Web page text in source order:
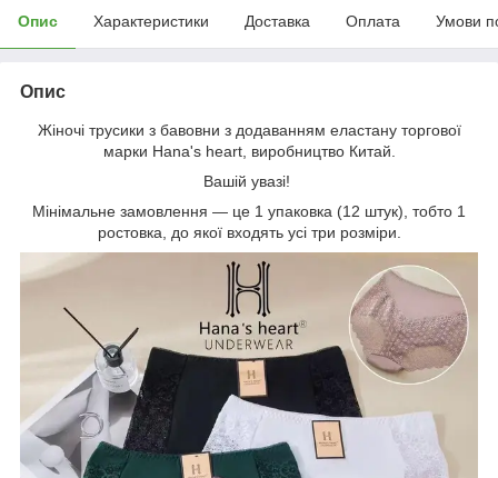
Опис Характеристики Доставка Оплата Умови
Опис
Жіночі трусики з бавовни з додаванням еластану торгової
марки Hana's heart, виробництво Китай.
Вашій увазі!
Мінімальне замовлення — це 1 упаковка (12 штук), тобто 1
ростовка, до якої входять усі три розміри.